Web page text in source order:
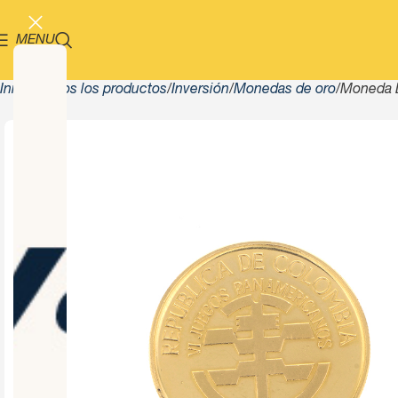
MENU
Inicio Todos los productos Inversión Monedas de oro Moneda